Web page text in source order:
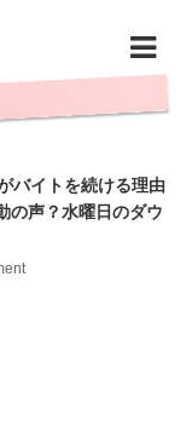
バイトを続ける理由
の声？水曜日のダウ